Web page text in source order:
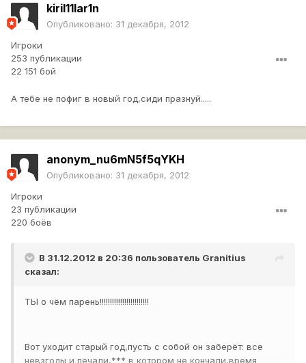
kiril11lar1n
Опубликовано: 31 декабря, 2012
Игроки
253 публикации
22 151 бой
А тебе не пофиг в новый год,сиди празнуй.....
anonym_nu6mN5f5qYKH
Опубликовано: 31 декабря, 2012
Игроки
23 публикации
220 боёв
В 31.12.2012 в 20:36 пользователь Granitius
сказал:
ТЫ о чём парень!!!!!!!!!!!!!!!!!!!!!!!!
Вот уходит старый год,пусть с собой он заберёт: все
невзгоды и печали,*** в котором не кончали,время